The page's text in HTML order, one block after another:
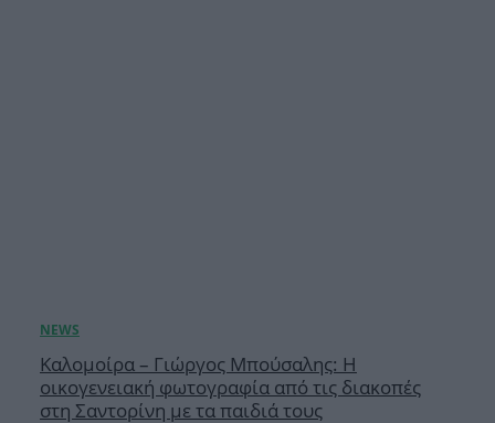
Καλομοίρα – Γιώργος Μπούσαλης: Η
οικογενειακή φωτογραφία από τις διακοπές
στη Σαντορίνη με τα παιδιά τους